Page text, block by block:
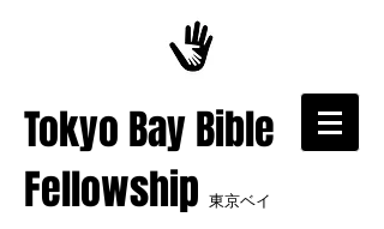
​Tokyo Bay Bible
Fellowship 東京ベイ